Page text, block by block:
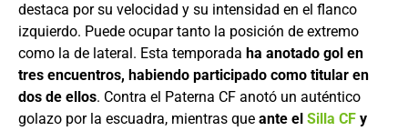
destaca por su velocidad y su intensidad en el flanco
izquierdo. Puede ocupar tanto la posición de extremo
como la de lateral. Esta temporada ha anotado gol en
tres encuentros, habiendo participado como titular en
dos de ellos. Contra el Paterna CF anotó un auténtico
golazo por la escuadra, mientras que ante el Silla CF y